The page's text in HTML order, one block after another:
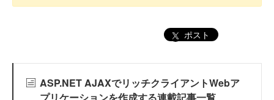
ポスト
ASP.NET AJAXでリッチクライアントWebア
プリケーションを作成する連載記事一覧